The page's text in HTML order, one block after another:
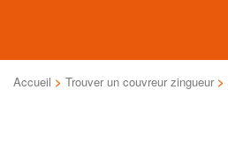
Accueil > Trouver un couvreur zingueur >